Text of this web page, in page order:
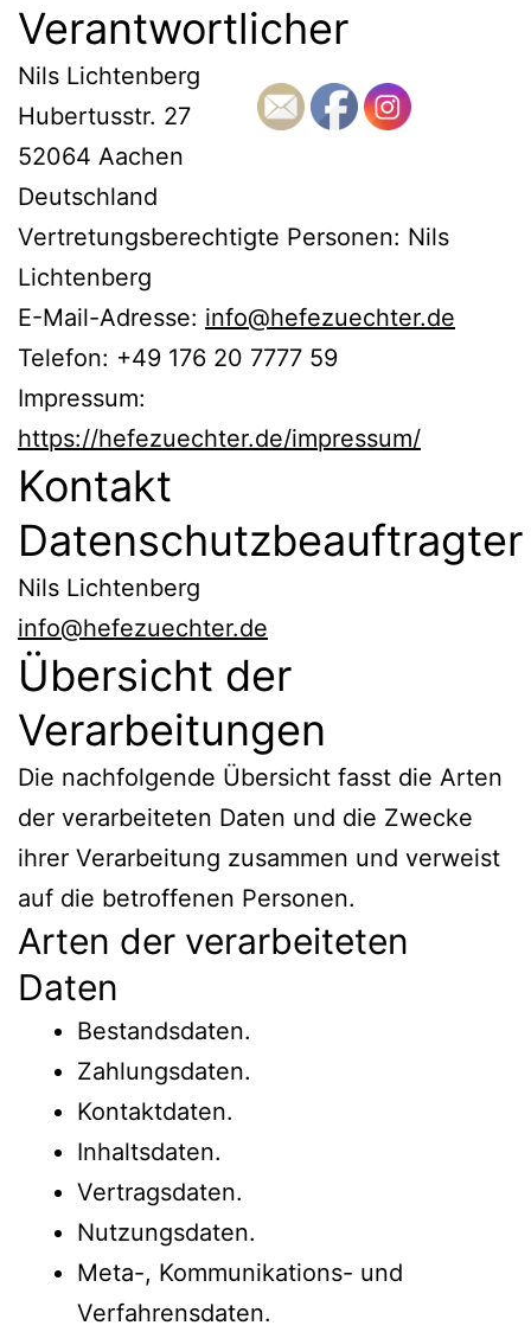
Verantwortlicher
Nils Lichtenberg
Hubertusstr. 27
52064 Aachen
Deutschland
Vertretungsberechtigte Personen: Nils
Lichtenberg
E-Mail-Adresse: info@hefezuechter.de
Telefon: +49 176 20 7777 59
Impressum:
https://hefezuechter.de/impressum/
Kontakt
Datenschutzbeauftragter
Nils Lichtenberg
info@hefezuechter.de
Übersicht der
Verarbeitungen
Die nachfolgende Übersicht fasst die Arten
der verarbeiteten Daten und die Zwecke
ihrer Verarbeitung zusammen und verweist
auf die betroffenen Personen.
Arten der verarbeiteten
Daten
Bestandsdaten.
Zahlungsdaten.
Kontaktdaten.
Inhaltsdaten.
Vertragsdaten.
Nutzungsdaten.
Meta-, Kommunikations- und
Verfahrensdaten.